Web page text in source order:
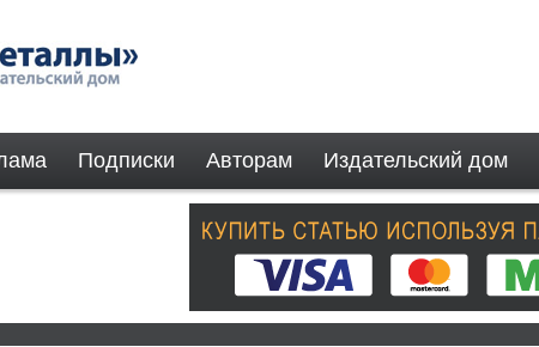
Подписки Авторам Издательский дом